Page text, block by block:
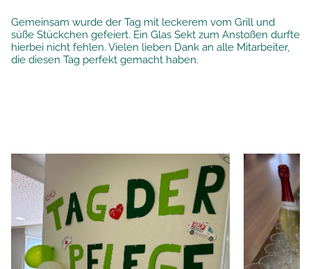
Gemeinsam wurde der Tag mit leckerem vom Grill und
süße Stückchen gefeiert. Ein Glas Sekt zum Anstoßen durfte
hierbei nicht fehlen. Vielen lieben Dank an alle Mitarbeiter,
die diesen Tag perfekt gemacht haben.